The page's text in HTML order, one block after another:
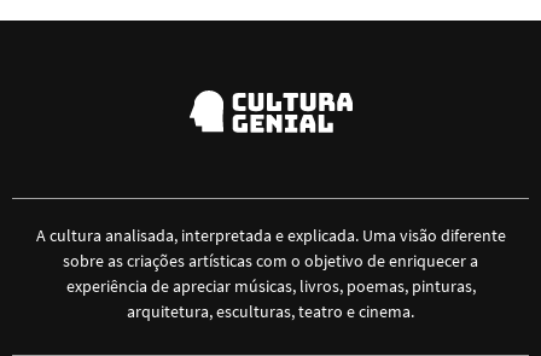
A cultura analisada, interpretada e explicada. Uma visão diferente
sobre as criações artísticas com o objetivo de enriquecer a
experiência de apreciar músicas, livros, poemas, pinturas,
arquitetura, esculturas, teatro e cinema.